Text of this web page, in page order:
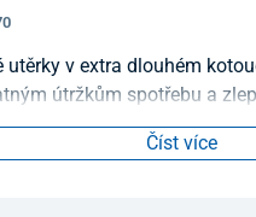
utěrky v extra dlouhém
útržkům spotřebu a
Číst více